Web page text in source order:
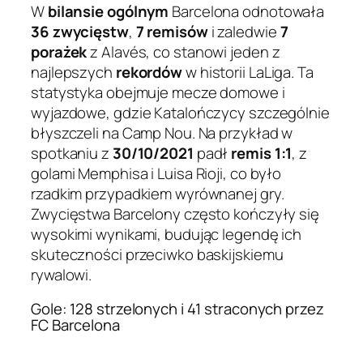
Wbilansie ogólnym Barcelona odnotowała
36 zwycięstw, 7 remisówi zaledwie7
porażekz Alavés, co stanowi jeden z
najlepszych rekordóww historii LaLiga. Ta
statystyka obejmuje mecze domowe i
wyjazdowe, gdzie Katalończycy szczególnie
błyszczeli na Camp Nou. Na przykład w
spotkaniu z 30/10/2021 padł remis 1:1, z
golami Memphisa i Luisa Rioji, co było
rzadkim przypadkiem wyrównanej gry.
Zwycięstwa Barcelony często kończyły się
wysokimi wynikami, budując legendę ich
skuteczności przeciwko baskijskiemu
rywalowi.
Gole: 128 strzelonych i 41 straconych przez
FC Barcelona